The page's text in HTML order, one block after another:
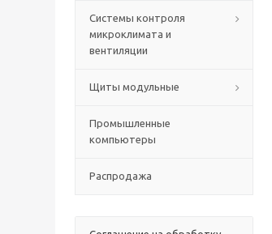
Системы контроля
микроклимата и
вентиляции
Щиты модульные
Промышленные
компьютеры
Распродажа